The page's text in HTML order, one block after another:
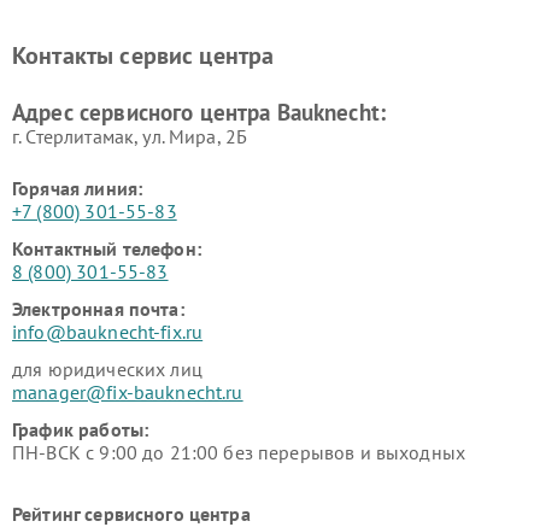
Контакты сервис центра
Адрес сервисного центра Bauknecht:
г. Стерлитамак, ул. Мира, 2Б
Горячая линия:
+7 (800) 301-55-83
Контактный телефон:
8 (800) 301-55-83
Электронная почта:
info@bauknecht-fix.ru
для юридических лиц
manager@fix-bauknecht.ru
График работы:
ПН-ВСК с 9:00 до 21:00 без перерывов и выходных
Рейтинг сервисного центра